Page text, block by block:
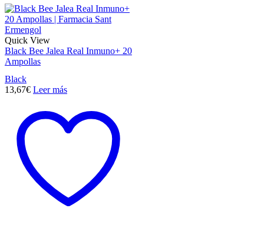
Quick View
Black Bee Jalea Real Inmuno+ 20
Ampollas
Black
13,67€ Leer más